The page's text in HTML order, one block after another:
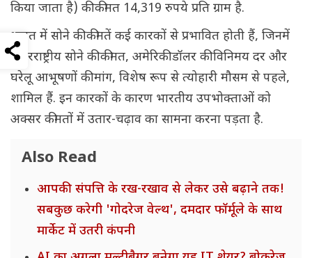
किया जाता है) की कीमत 14,319 रुपये प्रति ग्राम है.
भारत में सोने की कीमतें कई कारकों से प्रभावित होती हैं, जिनमें
अंतरराष्ट्रीय सोने की कीमत, अमेरिकी डॉलर की विनिमय दर और
घरेलू आभूषणों की मांग, विशेष रूप से त्योहारी मौसम से पहले,
शामिल हैं. इन कारकों के कारण भारतीय उपभोक्ताओं को
अक्सर कीमतों में उतार-चढ़ाव का सामना करना पड़ता है.
Also Read
आपकी संपत्ति के रख-रखाव से लेकर उसे बढ़ाने तक!
सबकुछ करेगी 'गोदरेज वेल्थ', दमदार फॉर्मूले के साथ
मार्केट में उतरी कंपनी